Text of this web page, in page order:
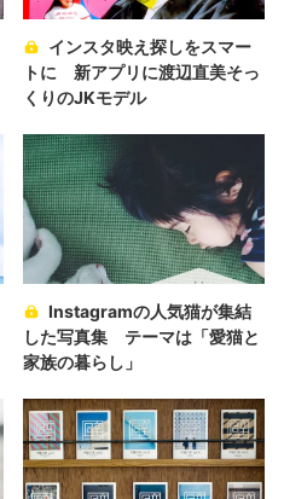
インスタ映え探しをスマー
トに 新アプリに渡辺直美そっ
くりのJKモデル
Instagramの人気猫が集結
した写真集 テーマは「愛猫と
家族の暮らし」